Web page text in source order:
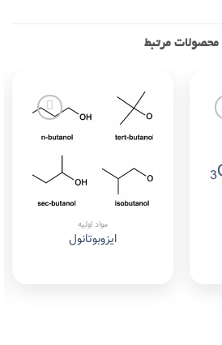
محصولات مرتبط
Add to
wishlist
مواد اولیه
ایزوبوتانول